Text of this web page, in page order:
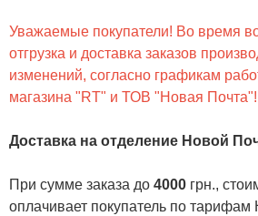
Уважаемые покупатели! Во время
отгрузка и доставка заказов
изменений, согласно графикам
магазина "RT" и ТОВ "Новая Почта"!
Доставка на отделение Новой
При сумме заказа до 4000 грн.,
оплачивает покупатель по